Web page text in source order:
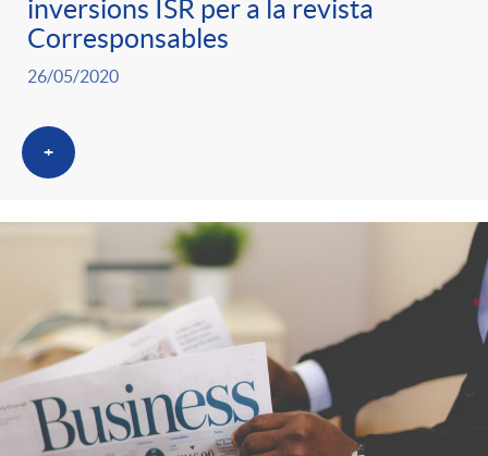
inversions ISR per a la revista
Corresponsables
26/05/2020
+